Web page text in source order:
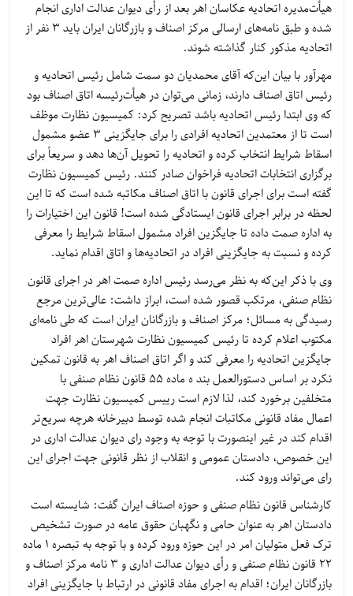
هیأت‌مدیره اتحادیه عکاسان اهر بعد از رأی دیوان عدالت اداری انجام
شده و طبق نامه‌های ارسالی مرکز اصناف و بازرگانان ایران باید ۳ نفر از
اتحادیه مذکور کنار گذاشته شوند.
مهرآور با بیان این‌که آقای محمدیان دو سمت شامل رئیس اتحادیه و
رئیس اتاق اصناف دارند، زمانی می‌توان در هیأت‌رئیسه اتاق اصناف بود
که وی ابتدا رئیس اتحادیه باشد تصریح کرد: کمیسیون نظارت موظف
است تا از معتمدین اتحادیه افرادی را برای جایگزینی ۳ عضو مشمول
اسقاط شرایط انتخاب کرده و اتحادیه را تحویل آن‌ها دهد و سریعاً برای
برگزاری انتخابات اتحادیه فراخوان صادر کنند. رئیس کمیسیون نظارت
گفته است برای اجرای قانون با اتاق اصناف مکاتبه شده است که تا این
لحظه در برابر اجرای قانون ایستادگی شده است! قانون این اختیارات را
به اداره صمت داده تا جایگزین افراد مشمول اسقاط شرایط را معرفی
کرده و نسبت به جایگزینی افراد در اتحادیه‌ها و اتاق اقدام نماید.
وی با ذکر این‌که به نظر می‌رسد رئیس اداره صمت اهر در اجرای قانون
نظام صنفی، مرتکب قصور شده است، ابراز داشت: عالی‌ترین مرجع
رسیدگی به مسائل؛ مرکز اصناف و بازرگانان ایران است که طی نامه‌ای
مکتوب اعلام کرده تا رئیس کمیسیون نظارت شهرستان اهر افراد
جایگزین اتحادیه را معرفی کند و اگر اتاق اصناف اهر به قانون تمکین
نکرد بر اساس دستورالعمل بند ه ماده ۵۵ قانون نظام صنفی با
متخلفین برخورد کند، لذا لازم است رییس کمیسیون نظارت جهت
اعمال مفاد قانونی مکاتبات انجام شده توسط دبیرخانه هرچه سریع‌تر
اقدام کند در غیر اینصورت با توجه به وجود رای دیوان عدالت اداری در
این خصوص، دادستان عمومی و انقلاب از نظر قانونی جهت اجرای این
رای می‌تواند ورود کند.
کارشناس قانون نظام صنفی و حوزه اصناف ایران گفت: شایسته است
دادستان اهر به عنوان حامی و نگهبان حقوق عامه در صورت تشخیص
ترک فعل متولیان امر در این حوزه ورود کرده و با توجه به تبصره ۱ ماده
۲۲ قانون نظام صنفی و رأی دیوان عدالت اداری و ۳ نامه مرکز اصناف و
بازرگانان ایران؛ اقدام به اجرای مفاد قانونی در ارتباط با جایگزینی افراد